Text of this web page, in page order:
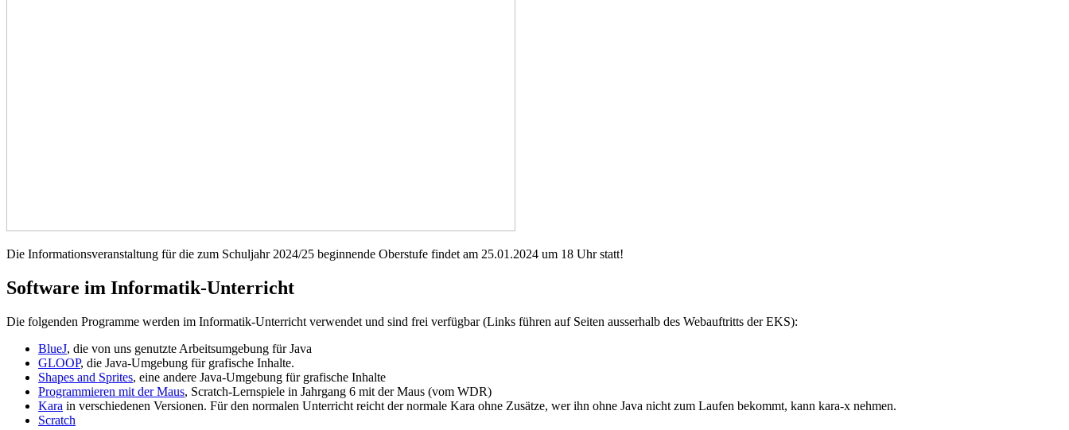
Die Informationsveranstaltung für die zum Schuljahr 2024/25 beginnende Oberstufe findet am 25.01.2024 um 18 Uhr statt!
Software im Informatik-Unterricht
Die folgenden Programme werden im Informatik-Unterricht verwendet und sind frei verfügbar (Links führen auf Seiten ausserhalb des Webauftritts der EKS):
BlueJ, die von uns genutzte Arbeitsumgebung für Java
GLOOP, die Java-Umgebung für grafische Inhalte.
Shapes and Sprites, eine andere Java-Umgebung für grafische Inhalte
Programmieren mit der Maus, Scratch-Lernspiele in Jahrgang 6 mit der Maus (vom WDR)
Kara in verschiedenen Versionen. Für den normalen Unterricht reicht der normale Kara ohne Zusätze, wer ihn ohne Java nicht zum Laufen bekommt, kann kara-x nehmen.
Scratch